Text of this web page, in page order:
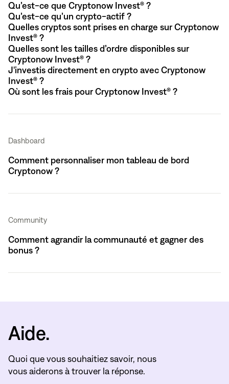
Qu’est-ce que Cryptonow Invest® ?
Qu’est-ce qu’un crypto-actif ?
Quelles cryptos sont prises en charge sur Cryptonow
Invest® ?
Quelles sont les tailles d’ordre disponibles sur
Cryptonow Invest® ?
J'investis directement en crypto avec Cryptonow
Invest® ?
Où sont les frais pour Cryptonow Invest® ?
Dashboard
Comment personnaliser mon tableau de bord
Cryptonow ?
Community
Comment agrandir la communauté et gagner des
bonus ?
Aide.
Quoi que vous souhaitiez savoir, nous
vous aiderons à trouver la réponse.